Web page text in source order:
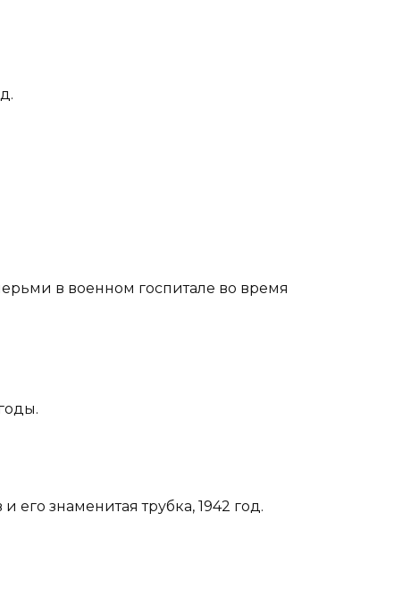
в военном госпитале во время
знаменитая трубка, 1942 год.